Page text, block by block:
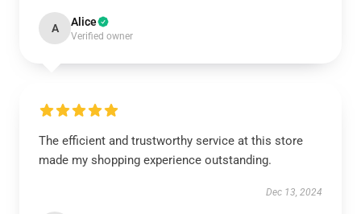
A Alice
Verified owner
The efficient and trustworthy service at this store
made my shopping experience outstanding.
Dec 13, 2024